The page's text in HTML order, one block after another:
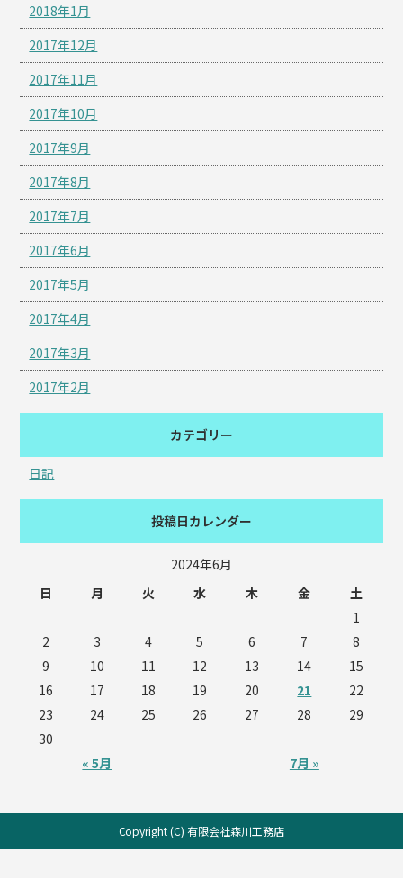
2018年1月
2017年12月
2017年11月
2017年10月
2017年9月
2017年8月
2017年7月
2017年6月
2017年5月
2017年4月
2017年3月
2017年2月
カテゴリー
日記
投稿日カレンダー
2024年6月
日
月 火 水 木 金 土
« 5月 7月 »
1
2
3 4 5 6 7
8
9
10 11 12 13 14
15
16
17 18 19 20 21
22
23
24 25 26 27 28
29
30
Copyright (C) 有限会社森川工務店